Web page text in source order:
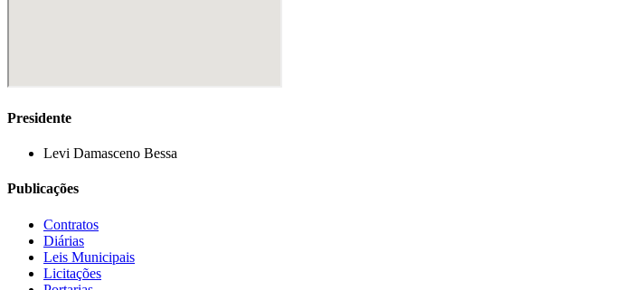
Presidente
Levi Damasceno Bessa
Publicações
Contratos
Diárias
Leis Municipais
Licitações